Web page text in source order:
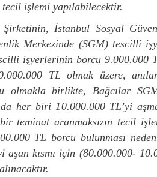
tecil işlemi yapılabilecektir.
İstanbul Sosyal
Merkezinde (SGM) tescilli
işyerlerinin borcu 9.000.000
TL olmak üzere,
olmakla birlikte, Bağcılar
her biri 10.000.000 TL’yi
teminat aranmaksızın tecil
TL borcu bulunması
aşan kısmı için (80.000.000-